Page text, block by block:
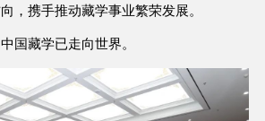
，携手推动藏学事业繁荣发展。
国藏学已走向世界。